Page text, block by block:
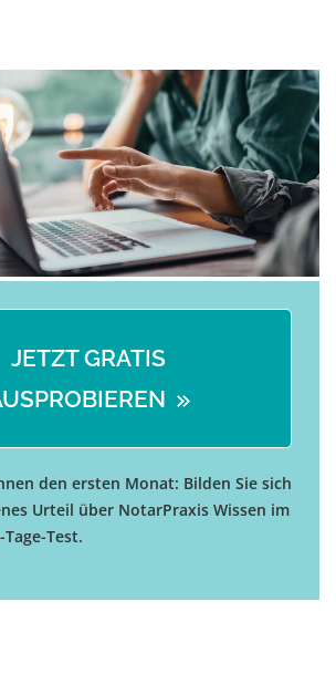
JETZT GRATIS
den ersten Monat: Bilden Sie sich
Urteil über NotarPraxis Wissen im
Test.